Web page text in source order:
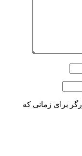
برای زمانی که